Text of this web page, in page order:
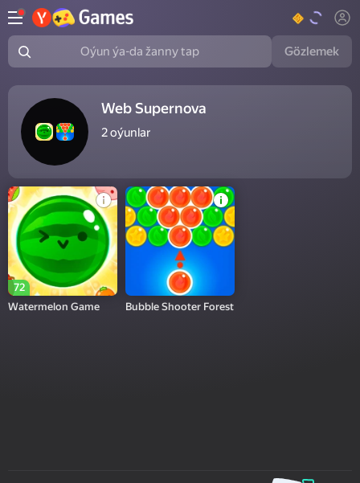
Oýun ýa-da žanny tap Gözlemek
Web Supernova
2oýunlar
72
Watermelon Game
Bubble Shooter Forest